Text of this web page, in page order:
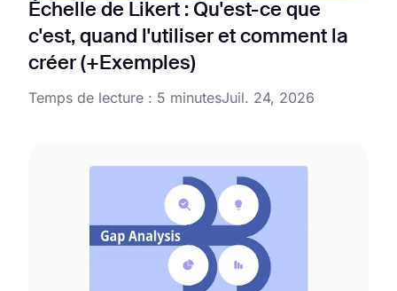
Échelle de Likert : Qu'est-ce que
c'est, quand l'utiliser et comment la
créer (+Exemples)
Temps de lecture : 5 minutesJuil. 24, 2026